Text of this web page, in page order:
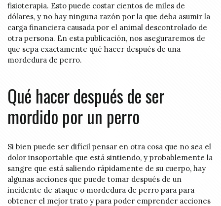
fisioterapia. Esto puede costar cientos de miles de
dólares, y no hay ninguna razón por la que deba asumir la
carga financiera causada por el animal descontrolado de
otra persona. En esta publicación, nos aseguraremos de
que sepa exactamente qué hacer después de una
mordedura de perro.
Qué hacer después de ser
mordido por un perro
Si bien puede ser difícil pensar en otra cosa que no sea el
dolor insoportable que está sintiendo, y probablemente la
sangre que está saliendo rápidamente de su cuerpo, hay
algunas acciones que puede tomar después de un
incidente de ataque o mordedura de perro para para
obtener el mejor trato y para poder emprender acciones